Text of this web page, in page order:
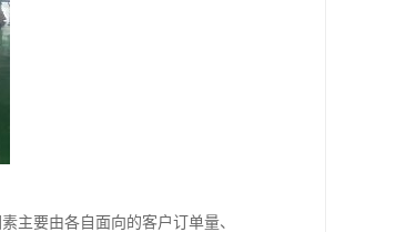
主要由各自面向的客户订单量、